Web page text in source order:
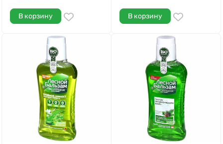
В корзину В корзину